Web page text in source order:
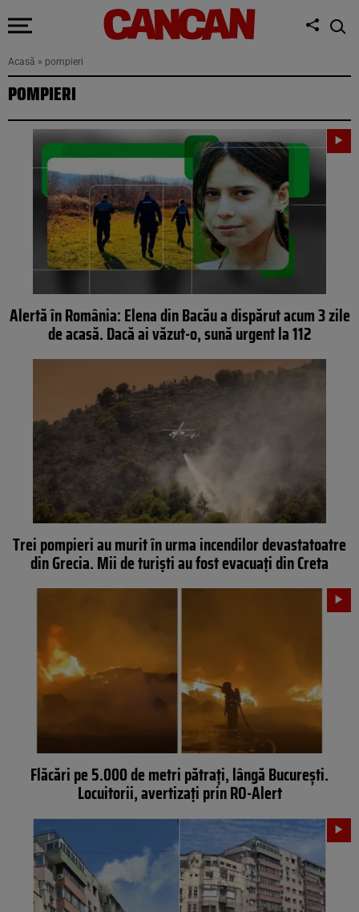
Acasă » pompieri
POMPIERI
Alertă în România: Elena din Bacău a dispărut acum 3 zile
de acasă. Dacă ai văzut-o, sună urgent la 112
Trei pompieri au murit în urma incendilor devastatoatre
din Grecia. Mii de turiști au fost evacuați din Creta
Flăcări pe 5.000 de metri pătrați, lângă București.
Locuitorii, avertizați prin RO-Alert